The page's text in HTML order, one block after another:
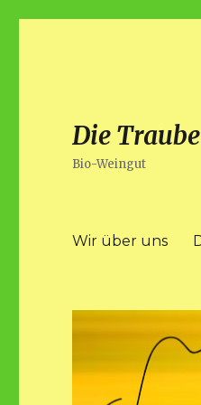
Die
Bio-Weingut
Wir über uns